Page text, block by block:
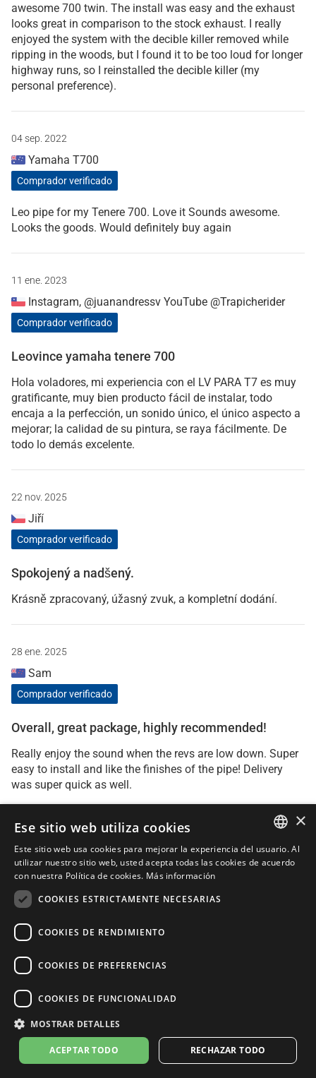
awesome 700 twin. The install was easy and the exhaust
looks great in comparison to the stock exhaust. I really
enjoyed the system with the decible killer removed while
ripping in the woods, but I found it to be too loud for longer
highway runs, so I reinstalled the decible killer (my
personal preference).
04 sep. 2022
Yamaha T700
Comprador verificado
Leo pipe for my Tenere 700. Love it Sounds awesome.
Looks the goods. Would definitely buy again
11 ene. 2023
Instagram, @juanandressv YouTube @Trapicherider
Comprador verificado
Leovince yamaha tenere 700
Hola voladores, mi experiencia con el LV PARA T7 es muy
gratificante, muy bien producto fácil de instalar, todo
encaja a la perfección, un sonido único, el único aspecto a
mejorar; la calidad de su pintura, se raya fácilmente. De
todo lo demás excelente.
22 nov. 2025
Jiří
Comprador verificado
Spokojený a nadšený.
Krásně zpracovaný, úžasný zvuk, a kompletní dodání.
28 ene. 2025
Sam
Comprador verificado
Overall, great package, highly recommended!
Really enjoy the sound when the revs are low down. Super
easy to install and like the finishes of the pipe! Delivery
was super quick as well.
Thomas Eichenseher
Comprador verificado
Top ,gute Qualität.
Der Sound ist schön tief und nicht zu laut.styling ist Top.
Die Aufhängung könnte stabiler sein.
PRODUCTOS
LV-14
ITALIAN
×
Ese sitio web utiliza cookies
Este sitio web usa cookies para mejorar la experiencia del usuario. Al
utilizar nuestro sitio web, usted acepta todas las cookies de acuerdo
con nuestra Política de cookies. Más información
COOKIES ESTRICTAMENTE NECESARIAS
COOKIES DE RENDIMIENTO
COOKIES DE PREFERENCIAS
COOKIES DE FUNCIONALIDAD
MOSTRAR DETALLES
ACEPTAR TODO RECHAZAR TODO